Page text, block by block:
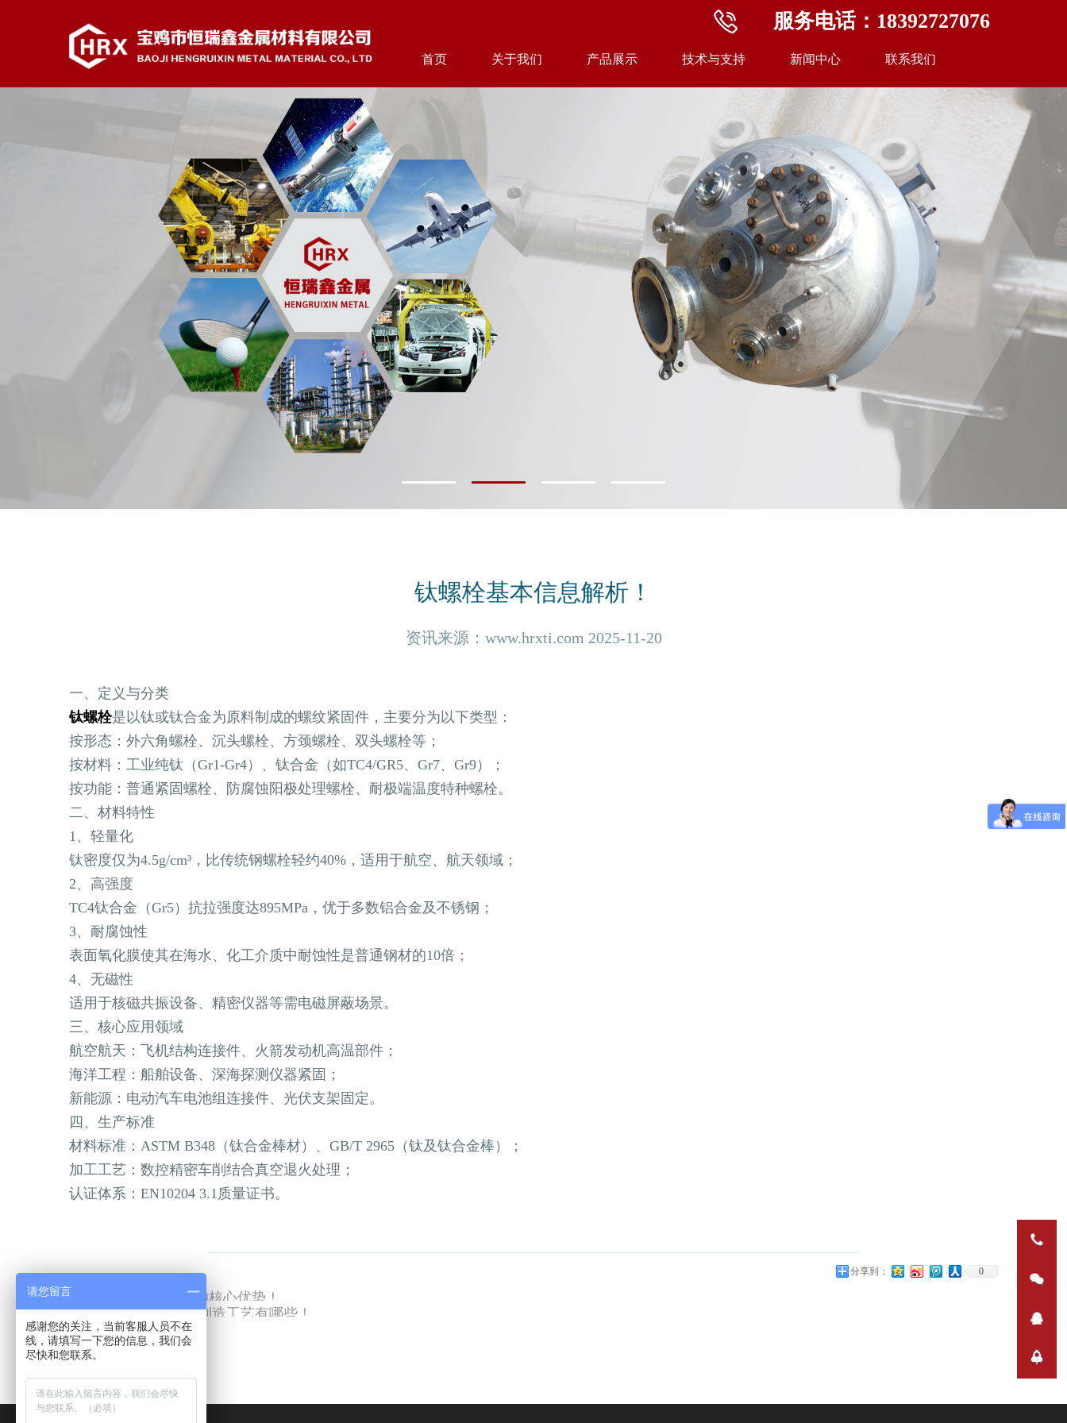
服务电话：18392727076
首页 关于我们 产品展示 技术与支持 新闻中心 联系我们
钛螺栓基本信息解析！
资讯来源：www.hrxti.com 2025-11-20
一、定义与分类
钛螺栓是以钛或钛合金为原料制成的螺纹紧固件，主要分为以下类型：
按形态‌：外六角螺栓、沉头螺栓、方颈螺栓、双头螺栓等；
按材料‌：工业纯钛（Gr1-Gr4）、钛合金（如TC4/GR5、Gr7、Gr9）；
按功能‌：普通紧固螺栓、防腐蚀阳极处理螺栓、耐极端温度特种螺栓。
二、材料特性
1、轻量化‌
钛密度仅为4.5g/cm³，比传统钢螺栓轻约40%，适用于航空、航天领域；
2、高强度‌
TC4钛合金（Gr5）抗拉强度达895MPa，优于多数铝合金及不锈钢；
3、耐腐蚀性‌
表面氧化膜使其在海水、化工介质中耐蚀性是普通钢材的10倍；
4、无磁性‌
适用于核磁共振设备、精密仪器等需电磁屏蔽场景。
三、核心应用领域
航空航天‌：飞机结构连接件、火箭发动机高温部件；
海洋工程‌：船舶设备、深海探测仪器紧固；
新能源‌：电动汽车电池组连接件、光伏支架固定。
四、生产标准
材料标准‌：ASTM B348（钛合金棒材）、GB/T 2965（钛及钛合金棒）；
加工工艺‌：数控精密车削结合真空退火处理；
认证体系‌：EN10204 3.1质量证书。
分享到： 0
上一篇：TC4钛管件的核心优势！
上一篇：钛法兰块的制造工艺有哪些！
请您留言
感谢您的关注，当前客服人员不在
线，请填写一下您的信息，我们会
尽快和您联系。